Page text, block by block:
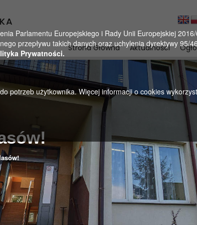
Parlamentu Europejskiego i Rady Unii Europejskiej
przepływu takich danych oraz uchylenia dyrektywy
Prywatności.
potrzeb użytkownika. Więcej informacji o cookies
Strona Główna
Aktualności